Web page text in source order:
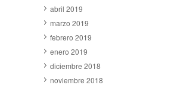
abril 2019
marzo 2019
febrero 2019
enero 2019
diciembre 2018
noviembre 2018